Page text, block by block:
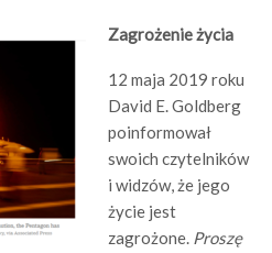
Zagrożenie życia
12 maja 2019 roku
David E. Goldberg
poinformował
swoich czytelników
i widzów, że jego
życie jest
zagrożone. Proszę